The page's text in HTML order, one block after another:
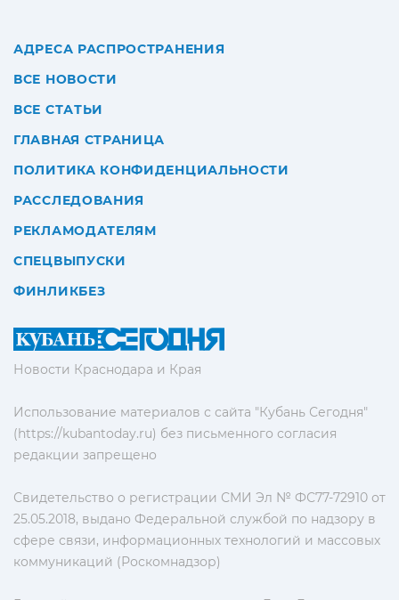
Новости Краснодара и Края
Использование материалов с сайта "Кубань Сегодня"
(https://kubantoday.ru) без письменного согласия
редакции запрещено
Свидетельство о регистрации СМИ Эл № ФС77-72910 от
25.05.2018, выдано Федеральной службой по надзору в
сфере связи, информационных технологий и массовых
коммуникаций (Роскомнадзор)
АДРЕСА РАСПРОСТРАНЕНИЯ
ВСЕ НОВОСТИ
ВСЕ СТАТЬИ
ГЛАВНАЯ СТРАНИЦА
ПОЛИТИКА КОНФИДЕНЦИАЛЬНОСТИ
РАССЛЕДОВАНИЯ
РЕКЛАМОДАТЕЛЯМ
СПЕЦВЫПУСКИ
ФИНЛИКБЕЗ